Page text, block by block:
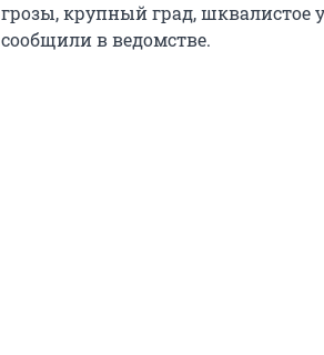
грозы, крупный град, шквалистое
сообщили в ведомстве.